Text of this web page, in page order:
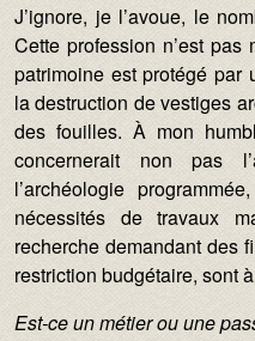
J’ignore, je l’avoue, le
Cette profession n’est
patrimoine est protégé par
la destruction de vestiges
des fouilles. À mon
concernerait non pas
l’archéologie
nécessités de travaux
recherche demandant des
restriction budgétaire, sont
Est-ce un métier ou une